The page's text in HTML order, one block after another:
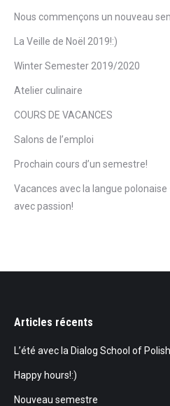
Nous commençons un nouveau
La Veille de Noël 2019!:)
Winter Semester 2019/2020
Atelier culinaire
COURS DE VACANCES
Salons de l’emploi
Prochain cours d’un semestre!
Vacances avec la langue
avec passion!
Articles récents
L’été avec la Dialog School of
Happy hours!:)
Nouveau semestre